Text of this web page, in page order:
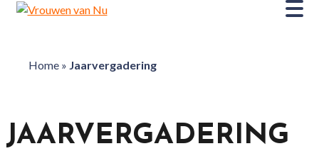
Home» Jaarvergadering
JAARVERGADERING